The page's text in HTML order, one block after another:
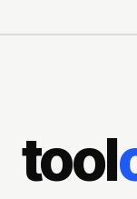
tool